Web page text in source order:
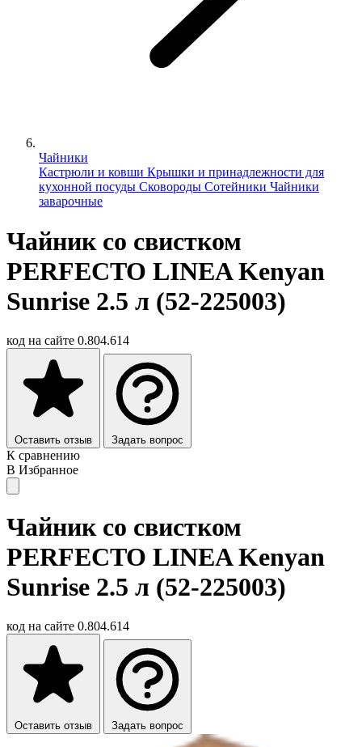
Чайники
Кастрюли и ковши Крышки и принадлежности для
кухонной посуды Сковороды Сотейники Чайники
заварочные
Чайник со свистком
PERFECTO LINEA Kenyan
Sunrise 2.5 л (52-225003)
код на сайте 0.804.614
Оставить отзыв Задать вопрос
К сравнению
В Избранное
Чайник со свистком
PERFECTO LINEA Kenyan
Sunrise 2.5 л (52-225003)
код на сайте 0.804.614
Оставить отзыв Задать вопрос